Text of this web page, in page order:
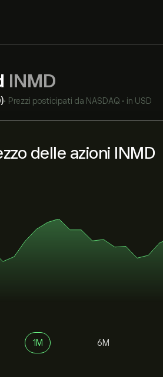
INMD
• Prezzi posticipati da NASDAQ • in USD
delle azioni INMD
1M 6M